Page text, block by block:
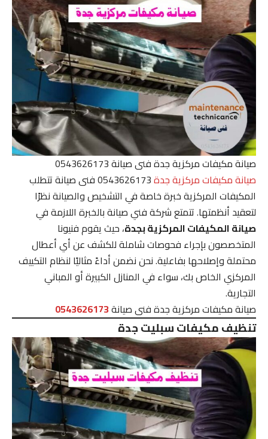
صيانة مكيفات مركزية جدة فنى صيانة 0543626173
صيانة مكيفات مركزية جدة
0543626173 فنى صيانة تتطلب
المكيفات المركزية خبرة خاصة في التشخيص والصيانة نظرًا
لتعقيد أنظمتها. تتمتع شركة فني صيانة بالخبرة اللازمة في
صيانة المكيفات المركزية بجدة، حيث يقوم فنيونا
المتخصصون بإجراء فحوصات شاملة للكشف عن أي أعطال
محتملة وإصلاحها بفاعلية. نحن نضمن أداءً مثاليًا لنظام التكييف
المركزي الخاص بك، سواء في المنازل الكبيرة أو المباني
التجارية.
صيانة مكيفات مركزية جدة فنى صيانة0543626173
تنظيف مكيفات سبليت جدة